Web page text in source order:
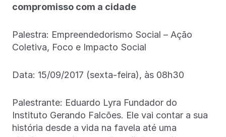
compromisso com a cidade
Palestra: Empreendedorismo Social – Ação
Coletiva, Foco e Impacto Social
Data: 15/09/2017 (sexta-feira), às 08h30
Palestrante: Eduardo Lyra Fundador do
Instituto Gerando Falcões. Ele vai contar a sua
história desde a vida na favela até uma